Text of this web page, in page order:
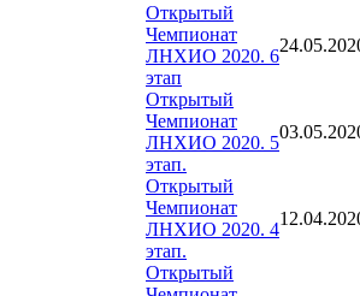
Открытый
Чемпионат
ЛНХИО 2020. 6
этап
Открытый
Чемпионат
ЛНХИО 2020. 5
этап.
Открытый
Чемпионат
ЛНХИО 2020. 4
этап.
Открытый